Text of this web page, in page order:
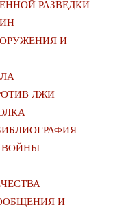
РАЗВЕДКИ
И
ЛЖИ
ВОЙНЫ
И